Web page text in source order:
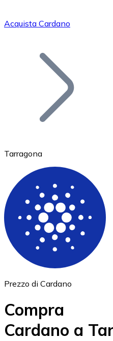
Bitcoin
Ethereum
ETH
Acquista Cardano
Tarragona
Prezzo di Cardano
Compra
Cardano a